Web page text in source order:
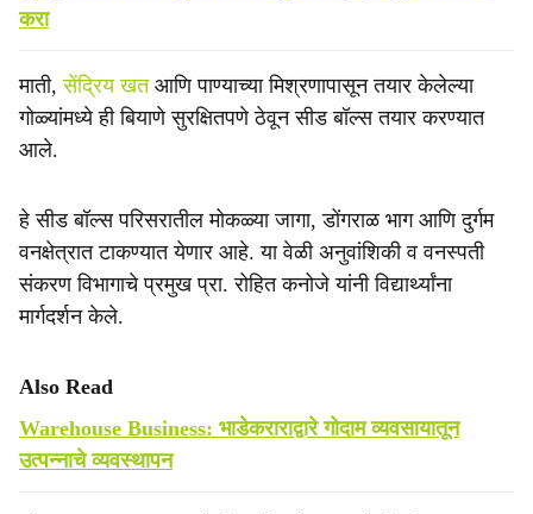
करा
माती,सेंद्रिय खत आणि पाण्याच्या मिश्रणापासून तयार केलेल्या
गोळ्यांमध्ये ही बियाणे सुरक्षितपणे ठेवून सीड बॉल्स तयार करण्यात
आले.
हे सीड बॉल्स परिसरातील मोकळ्या जागा, डोंगराळ भाग आणि दुर्गम
वनक्षेत्रात टाकण्यात येणार आहे. या वेळी अनुवांशिकी व वनस्पती
संकरण विभागाचे प्रमुख प्रा. रोहित कनोजे यांनी विद्यार्थ्यांना
मार्गदर्शन केले.
Also Read
Warehouse Business: भाडेकराराद्वारे गोदाम व्यवसायातून
उत्पन्नाचे व्यवस्थापन